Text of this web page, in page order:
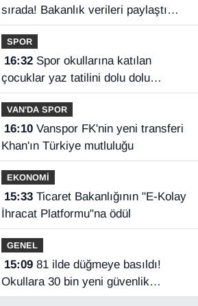
sırada! Bakanlık verileri paylaştı…
SPOR
16:32Spor okullarına katılan
çocuklar yaz tatilini dolu dolu
geçiriyor
VAN'DA SPOR
16:10Vanspor FK'nin yeni transferi
Khan'ın Türkiye mutluluğu
EKONOMİ
15:33Ticaret Bakanlığının "E-Kolay
İhracat Platformu"na ödül
GENEL
15:0981 ilde düğmeye basıldı!
Okullara 30 bin yeni güvenlik
görevlisi